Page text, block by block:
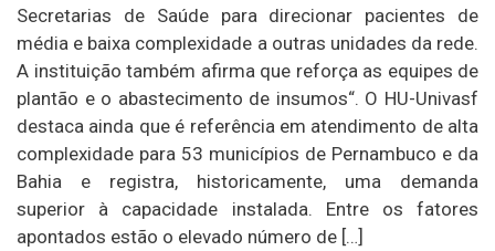
Secretarias de Saúde para direcionar pacientes de
média e baixa complexidade a outras unidades da rede.
A instituição também afirma que reforça as equipes de
plantão e o abastecimento de insumos“. O HU-Univasf
destaca ainda que é referência em atendimento de alta
complexidade para 53 municípios de Pernambuco e da
Bahia e registra, historicamente, uma demanda
superior à capacidade instalada. Entre os fatores
apontados estão o elevado número de […]